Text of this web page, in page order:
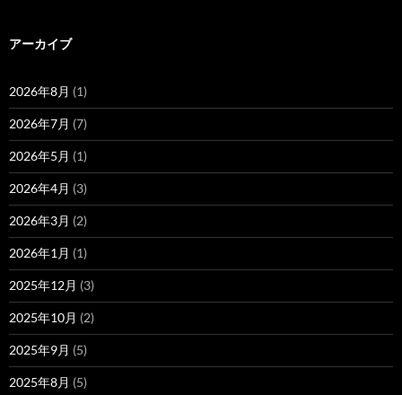
アーカイブ
2026年8月 (1)
2026年7月 (7)
2026年5月 (1)
2026年4月 (3)
2026年3月 (2)
2026年1月 (1)
2025年12月 (3)
2025年10月 (2)
2025年9月 (5)
2025年8月 (5)